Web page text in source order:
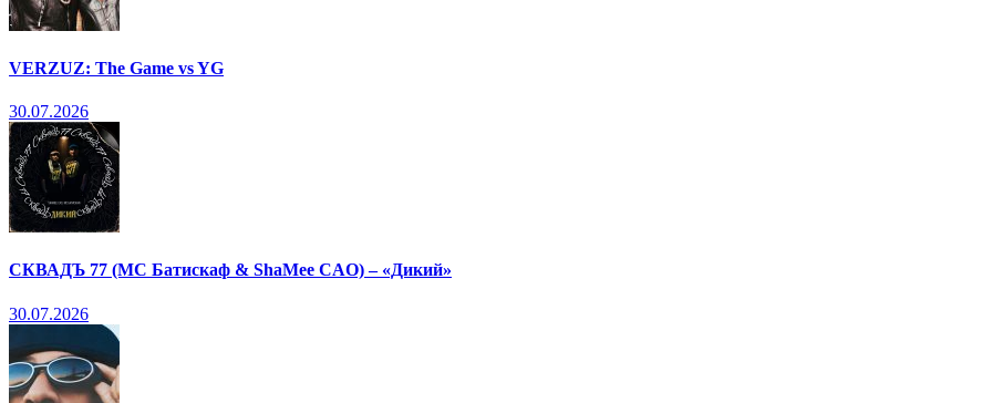
VERZUZ: The Game vs YG
30.07.2026
СКВАДЪ 77 (МС Батискаф & ShaMee CAO) – «Дикий»
30.07.2026